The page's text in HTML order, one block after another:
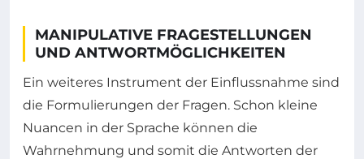
MANIPULATIVE FRAGESTELLUNGEN
UND ANTWORTMÖGLICHKEITEN
Ein weiteres Instrument der Einflussnahme sind
die Formulierungen der Fragen. Schon kleine
Nuancen in der Sprache können die
Wahrnehmung und somit die Antworten der